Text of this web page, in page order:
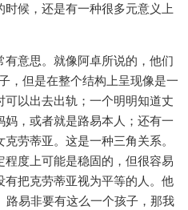
候，还是有一种很多元意义上
意思。就像阿卓所说的，他们
，但是在整个结构上呈现像是一
以出去出轨；一个明明知道丈
，或者就是路易本人；还有一
劳蒂亚。这是一种三角关系。
度上可能是稳固的，但很容易
把克劳蒂亚视为平等的人。他
易非要有这么一个孩子，那我